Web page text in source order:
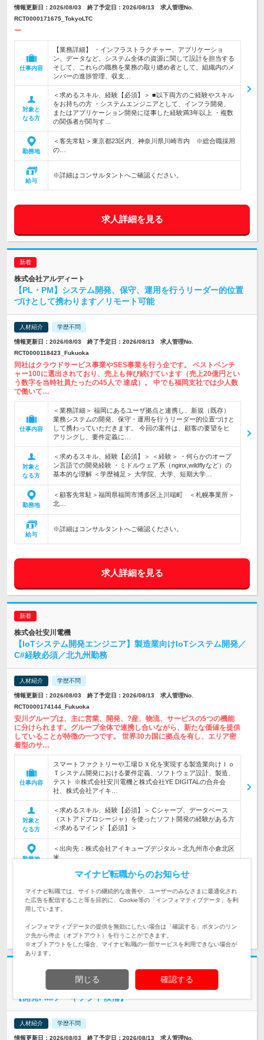
情報更新日：2026/08/03 終了予定日：2026/08/13 求人管理No.
RCT0000171675_TokyoLTC
ー
仕事内容
【業務詳細】 ・インフラストラクチャー、アプリケーショ
ン、データなど、システム全体の資源に関して設計を担当する
そして、これらの職務を業務の取り纏め者として、組織内のメ
ンバーの進捗管理、収支…
対象と
なる方
＜求めるスキル、経験【必須】＞ ■以下両方のご経験やスキル
をお持ちの方 ・システムエンジニアとして、インフラ開発、
またはアプリケーション開発に従事した経験満3年以上 ・複数
の関係者が関与す…
勤務地
＜客先常駐＞東京都23区内、神奈川県川崎市内 ※総合職採用
の…
給与
※詳細はコンサルタントへご確認ください。
求人詳細を見る
株式会社アルディート
【PL・PM】システム開発、保守、運用を行うリーダー的位置
づけとして携わります／リモート可能
人材紹介 学歴不問
情報更新日：2026/08/03 終了予定日：2026/08/13 求人管理No.
RCT0000118423_Fukuoka
同社はクラウドサービス事業やSES事業を行う企です。 ベストベンチ
ャー100に選出されており、売上も伸び続けています（売上20億円とい
う数字を当時社員たったの45人で 達成）。 中でも福岡支社では少人数
で働いて…
仕事内容
＜業務詳細＞ 福岡にあるユーザ拠点と連携し、新規（既存）
業務システムの開発、保守・運用を行うリーダー的位置づけと
して携わっていただきます。 今回の案件は、顧客の要望をヒ
アリングし、要件定義に…
対象と
なる方
＜求めるスキル、経験【必須】＞ ＜経験＞ ・何らかのオープ
ン言語での開発経験 ・ミドルウェア系（nginx,wildflyなど）の
基本的な理解 ＜学歴補足＞ 大学院、大学、短期大学…
勤務地
＜顧客先常駐＞福岡県福岡市博多区上川端町 ＜札幌事業所＞
北…
給与
※詳細はコンサルタントへご確認ください。
求人詳細を見る
株式会社安川電機
【IoTシステム開発エンジニア】製造業向けIoTシステム開発／
C#経験必須／北九州勤務
人材紹介 学歴不問
情報更新日：2026/08/03 終了予定日：2026/08/13 求人管理No.
RCT0000174144_Fukuoka
安川グループは、主に営業、開発、?産、物流、サービスの5つの機能
に分けられます。グループ全体で連携し合いながら、新たな価値を提供
していることが特徴の一つです。 世界30カ国に拠点を有し、エリア密
着型のサ…
仕事内容
スマートファクトリーや工場ＤＸ化を実現する製造業向けＩｏ
Ｔシステム開発における要件定義、ソフトウェア設計、製造、
テスト ※株式会社安川電機と株式会社YE DIGITALの合弁会
社、株式会社アイキ…
対象と
なる方
＜求めるスキル、経験【必須】＞ Cシャープ、データベース
（ストアドプロシージャ）を使ったソフト開発の経験がある方
＜求めるマインド【必須】＞
勤務地
＜出向先：株式会社アイキューブデジタル＞北九州市小倉北区
米…
給与
求人詳細を見る
株式会社ボールド
【開発PM/アーキテクト候補】
人材紹介 学歴不問
情報更新日：2026/08/03 終了予定日：2026/08/13 求人管理No.
マイナビ転職からのお知らせ
マイナビ転職では、サイトの継続的な改善や、ユーザーのみなさまに最適化され
た広告を配信すること等を目的に、Cookie等の「インフォマティブデータ」を利
用しています。
インフォマティブデータの提供を無効にしたい場合は「確認する」ボタンのリン
ク先から停止（オプトアウト）を行うことができます。
※オプトアウトをした場合、マイナビ転職の一部サービスを利用できない場合が
あります。
閉じる 確認する